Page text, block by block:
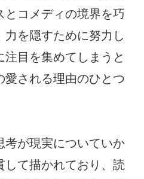
とコメディの境界を巧
を隠すために努力し
目を集めてしまうと
愛される理由のひとつ
考が現実についていか
して描かれており、読